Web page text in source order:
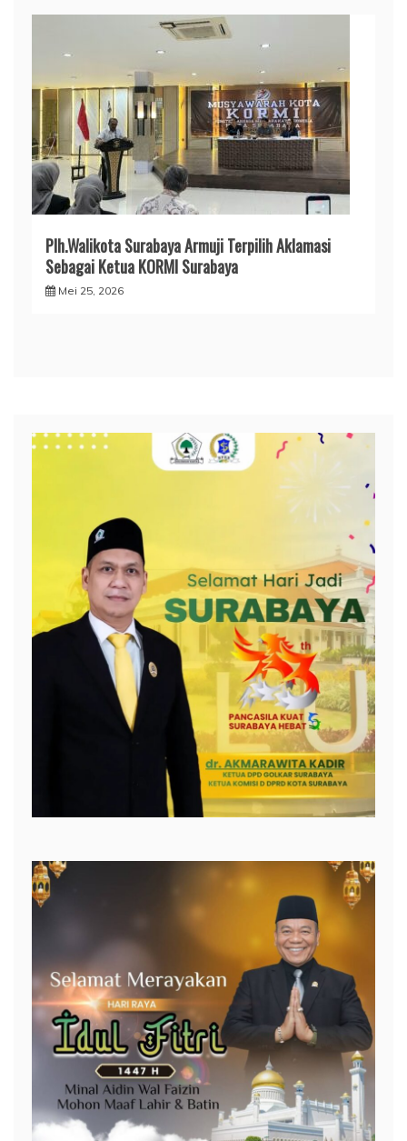
Plh.Walikota Surabaya Armuji Terpilih Aklamasi
Sebagai Ketua KORMI Surabaya
Mei 25, 2026